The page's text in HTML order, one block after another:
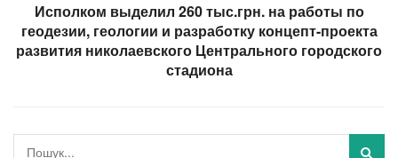
Исполком выделил 260 тыс.грн. на работы по
геодезии, геологии и разработку концепт-проекта
развития николаевского Центрального городского
стадиона